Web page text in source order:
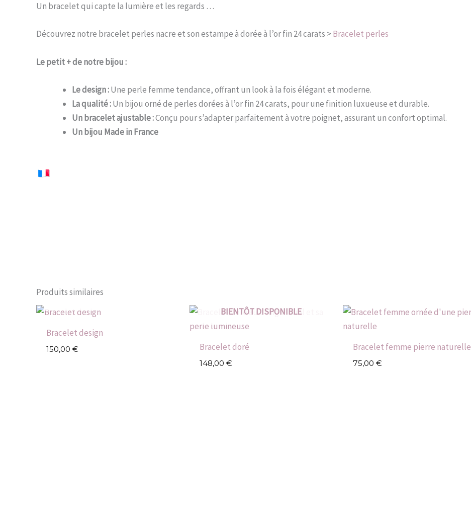
Un bracelet qui capte la lumière et les regards …
Découvrez notre bracelet perles nacre et son estampe à dorée à l’or fin 24 carats >Bracelet perles
Le petit + de notre bijou :
Le design :Une perle femme tendance, offrant un look à la fois élégant et moderne.
La qualité :Un bijou orné de perles dorées à l’or fin 24 carats, pour une finition luxueuse et durable.
Un bracelet ajustable :Conçu pour s’adapter parfaitement à votre poignet, assurant un confort optimal.
Un bijou Made in France
Produits similairesBIENTÔT DISPONIBLE
Bracelet design
150,00€
BIENTÔT DISPONIBLE
Bracelet doré
148,00€
Bracelet femme pierre naturelle
75,00€